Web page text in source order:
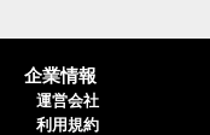
企業情報
運営会社
利用規約